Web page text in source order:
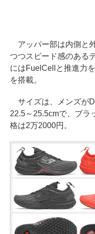
アッパー部は内側と
つつスピード感のある
にはFuelCellと推進力
を搭載。
サイズは、メンズが
22.5～25.5cmで、ブラ
格は2万2000円。